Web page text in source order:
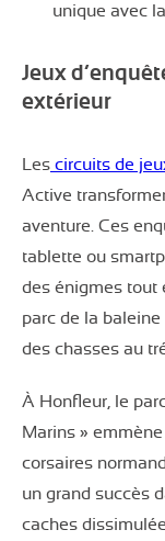
unique avec la
Jeux
extérieur
Les circuits de
Active
aventure. Ces
tablette ou
des énigmes tout
parc de la
des chasses au
À Honfleur, le
Marins »
corsaires
un grand succès
caches